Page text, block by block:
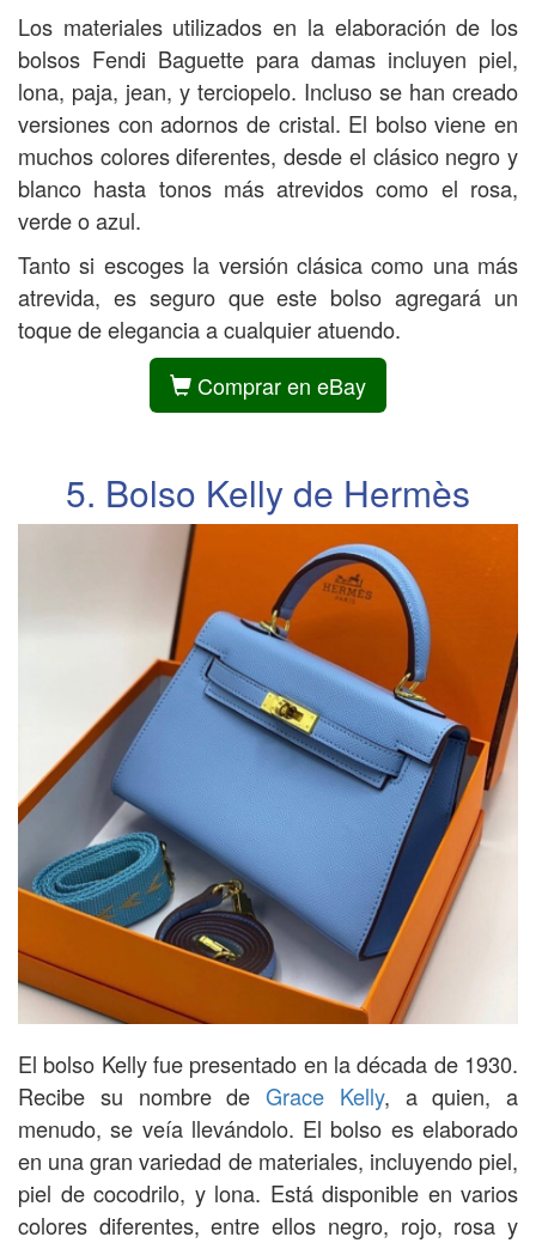
Los materiales utilizados en la elaboración de los
bolsos Fendi Baguette para damas incluyen piel,
lona, paja, jean, y terciopelo. Incluso se han creado
versiones con adornos de cristal. El bolso viene en
muchos colores diferentes, desde el clásico negro y
blanco hasta tonos más atrevidos como el rosa,
verde o azul.
Tanto si escoges la versión clásica como una más
atrevida, es seguro que este bolso agregará un
toque de elegancia a cualquier atuendo.
Comprar en eBay
5. Bolso Kelly de Hermès
El bolso Kelly fue presentado en la década de 1930.
Recibe su nombre de Grace Kelly, a quien, a
menudo, se veía llevándolo. El bolso es elaborado
en una gran variedad de materiales, incluyendo piel,
piel de cocodrilo, y lona. Está disponible en varios
colores diferentes, entre ellos negro, rojo, rosa y